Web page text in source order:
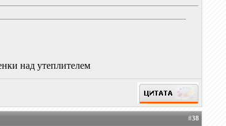
над утеплителем
#38